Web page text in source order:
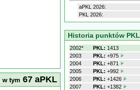
w tym 67 aPKL
aPKL 2026:
PKL 2026:
Historia punktów PKL
2002* PKL: 1413
2003
PKL: +975
2004
PKL: +871
2005
PKL: +992
2006
PKL: +1426
2007
PKL: +1382